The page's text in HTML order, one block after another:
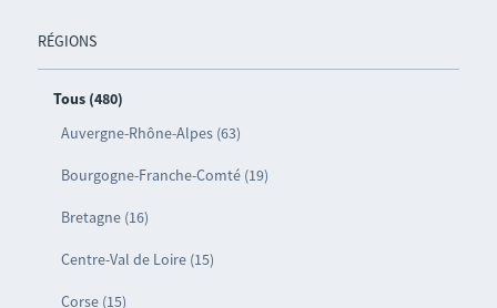
RÉGIONS
Tous (480)
Auvergne-Rhône-Alpes (63)
Bourgogne-Franche-Comté (19)
Bretagne (16)
Centre-Val de Loire (15)
Corse (15)